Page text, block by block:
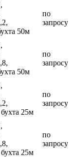
50м
по
запросу
50м
по
запросу
25м
по
запросу
25м
по
запросу